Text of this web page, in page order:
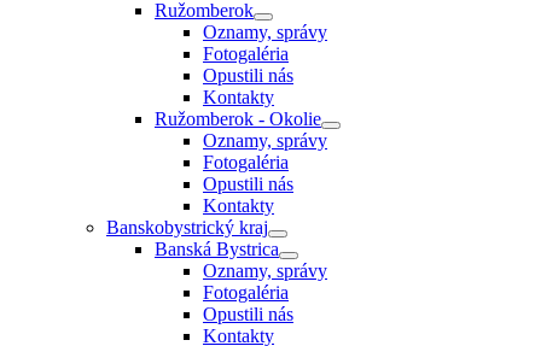
Ružomberok
Oznamy, správy
Fotogaléria
Opustili nás
Kontakty
Ružomberok - Okolie
Oznamy, správy
Fotogaléria
Opustili nás
Kontakty
Banskobystrický kraj
Banská Bystrica
Oznamy, správy
Fotogaléria
Opustili nás
Kontakty